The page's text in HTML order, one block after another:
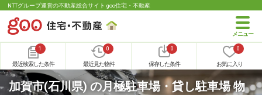
NTTグループ運営の不動産総合サイト goo住宅・不動産
1
最近検索した条件
0
最近見た物件
0
保存した条件
0
お気に入り
加賀市(石川県) の月極駐車場・貸し駐車場 物